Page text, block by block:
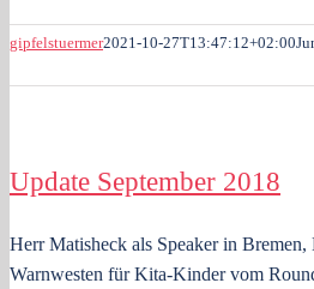
gipfelstuermer2021-10-27T13:47:12+02:00
Update September 2018
Herr Matisheck als Speaker in
Warnwesten für Kita-Kinder vom